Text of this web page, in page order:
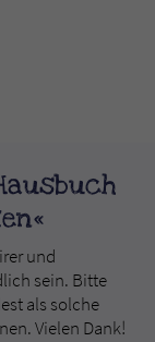
und
sein. Bitte
als solche
Vielen Dank!